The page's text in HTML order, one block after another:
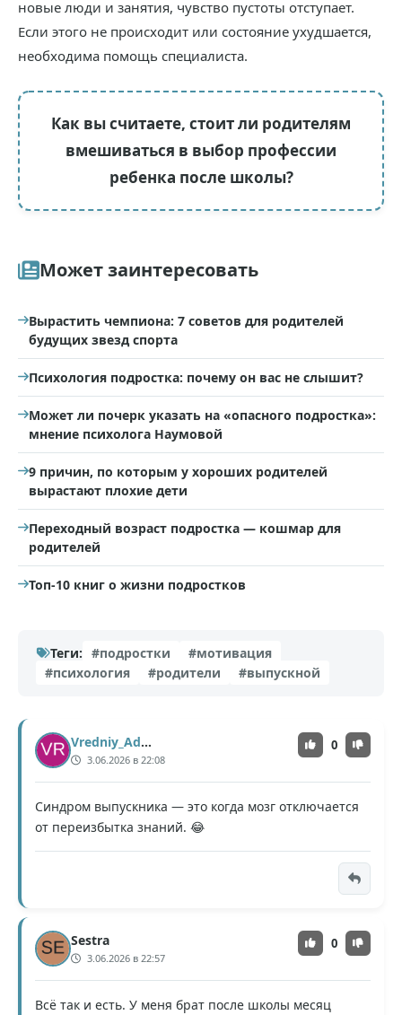
новые люди и занятия, чувство пустоты отступает.
Если этого не происходит или состояние ухудшается,
необходима помощь специалиста.
Как вы считаете, стоит ли родителям
вмешиваться в выбор профессии
ребенка после школы?
Может заинтересовать
Вырастить чемпиона: 7 советов для родителей
будущих звезд спорта
Психология подростка: почему он вас не слышит?
Может ли почерк указать на «опасного подростка»:
мнение психолога Наумовой
9 причин, по которым у хороших родителей
вырастают плохие дети
Переходный возраст подростка — кошмар для
родителей
Топ-10 книг о жизни подростков
Теги: #подростки
#мотивация
#психология
#родители #выпускной
Vredniy_Admin
3.06.2026 в 22:08
0
Синдром выпускника — это когда мозг отключается
от переизбытка знаний. 😂
Sestra
3.06.2026 в 22:57
0
Всё так и есть. У меня брат после школы месяц